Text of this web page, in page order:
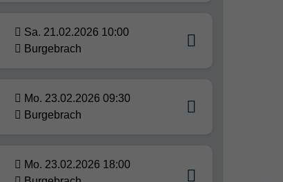
Sa. 21.02.2026 10:00
Burgebrach
Mo. 23.02.2026 09:30
Burgebrach
Mo. 23.02.2026 18:00